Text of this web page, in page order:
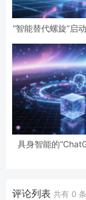
“智能替代螺旋”启
经济通
具身智能的
评论列表 共有 0